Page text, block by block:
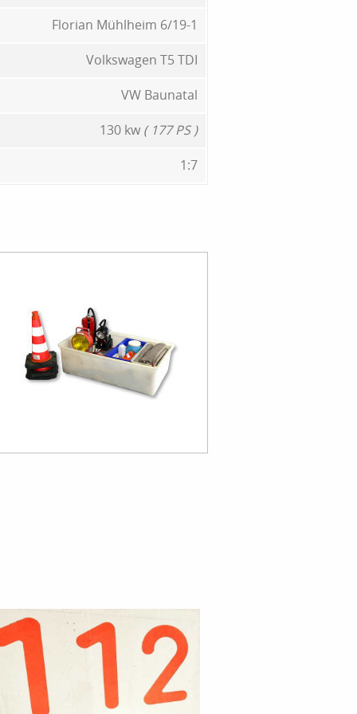
Florian Mühlheim 6/19-1
Volkswagen T5 TDI
VW Baunatal
130 kw ( 177 PS )
1:7